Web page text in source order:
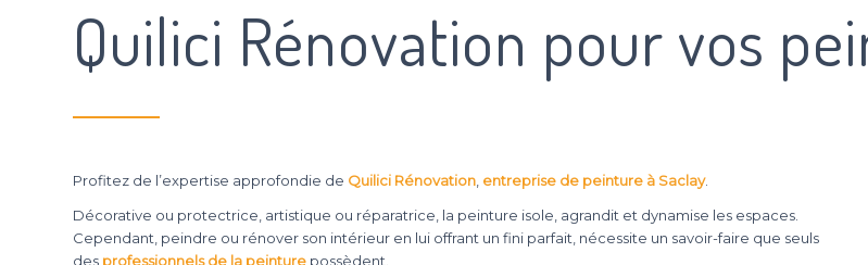
Quilici Rénovation pour vos
Profitez de l’expertise approfondie de Quilici Rénovation entreprise de peinture à Saclay.
Décorative ou protectrice, artistique ou réparatrice, la peinture isole, agrandit et dynamise les espaces.
Cependant, peindre ou rénover son intérieur en lui offrant un fini parfait, nécessite un savoir-faire que seuls
des professionnels de la peinture possèdent.